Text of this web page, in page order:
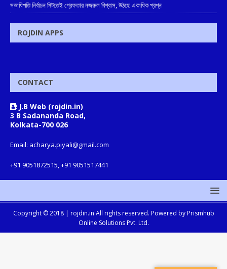
সভাধিপতি নির্বাচন মিটতেই গ্রেফতার নজরুল বিশ্বাস, উঠছে একাধিক প্রশ্ন
ROJDIN APPS
CONTACT
J.B Web (rojdin.in)
3 B Sadananda Road,
Kolkata-700 026
Email: acharya.piyali@gmail.com
+91 9051872515, +91 9051517441
Copyright © 2018 | rojdin.in All rights reserved. Powered by Prismhub
Online Solutions Pvt. Ltd.